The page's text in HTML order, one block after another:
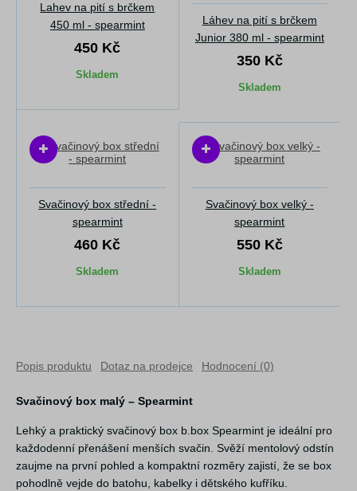
Lahev na pití s brčkem
450 ml - spearmint
450 Kč
Skladem
Láhev na pití s brčkem
Junior 380 ml - spearmint
350 Kč
Skladem
Svačinový box střední -
spearmint
460 Kč
Skladem
Svačinový box velký -
spearmint
550 Kč
Skladem
Popis produktu Dotaz na prodejce Hodnocení (0)
Svačinový box malý – Spearmint
Lehký a praktický svačinový box b.box Spearmint je ideální pro
každodenní přenášení menších svačin. Svěží mentolový odstín
zaujme na první pohled a kompaktní rozměry zajistí, že se box
pohodlně vejde do batohu, kabelky i dětského kufříku.